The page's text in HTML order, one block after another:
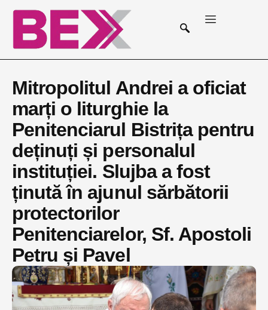
Mitropolitul Andrei a oficiat
marți o liturghie la
Penitenciarul Bistrița pentru
deținuți și personalul
instituției. Slujba a fost
ținută în ajunul sărbătorii
protectorilor
Penitenciarelor, Sf. Apostoli
Petru și Pavel